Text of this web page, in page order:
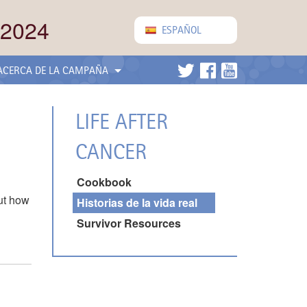
ESPAÑOL
DE LA CAMPAÑA
how
LIFE AFTER
CANCER
Cookbook
Historias de la vida real
Survivor Resources